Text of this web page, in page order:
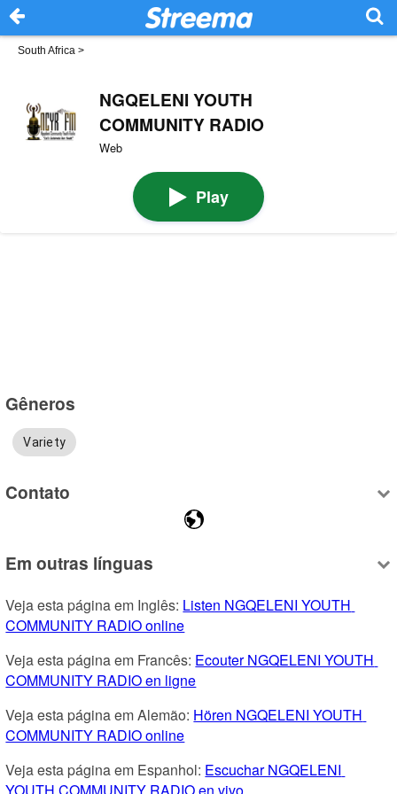
South Africa >
NGQELENI YOUTH
COMMUNITY RADIO
Web
Play
Gêneros
Variety
Contato
Em outras línguas
Veja esta página em Inglês: Listen NGQELENI YOUTH
COMMUNITY RADIO online
Veja esta página em Francês: Ecouter NGQELENI YOUTH
COMMUNITY RADIO en ligne
Veja esta página em Alemão: Hören NGQELENI YOUTH
COMMUNITY RADIO online
Veja esta página em Espanhol: Escuchar NGQELENI
YOUTH COMMUNITY RADIO en vivo